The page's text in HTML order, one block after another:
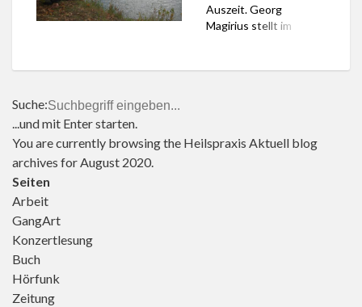
direkt neben dem
Flughafen sind leise.
Auszeit. Georg
Magirius stellt im
Suche:
...und mit Enter starten.
You are currently browsing the Heilspraxis Aktuell blog
archives for August 2020.
Seiten
Arbeit
GangArt
Konzertlesung
Buch
Hörfunk
Zeitung